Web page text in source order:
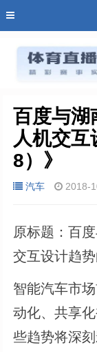
百度与湖
人机交
8）》
汽车 2018-
原标题：百
交互设计趋势
智能汽车市
动化、共享
些趋势将深